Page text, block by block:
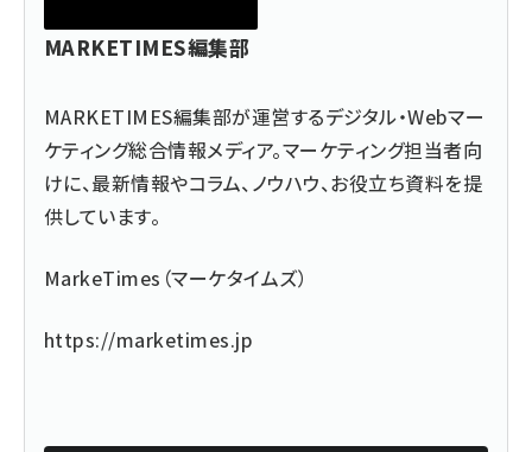
MARKETIMES編集部
MARKETIMES編集部が運営するデジタル・Webマー
ケティング総合情報メディア。マーケティング担当者向
けに、最新情報やコラム、ノウハウ、お役立ち資料を提
供しています。
MarkeTimes（マーケタイムズ）
https://marketimes.jp